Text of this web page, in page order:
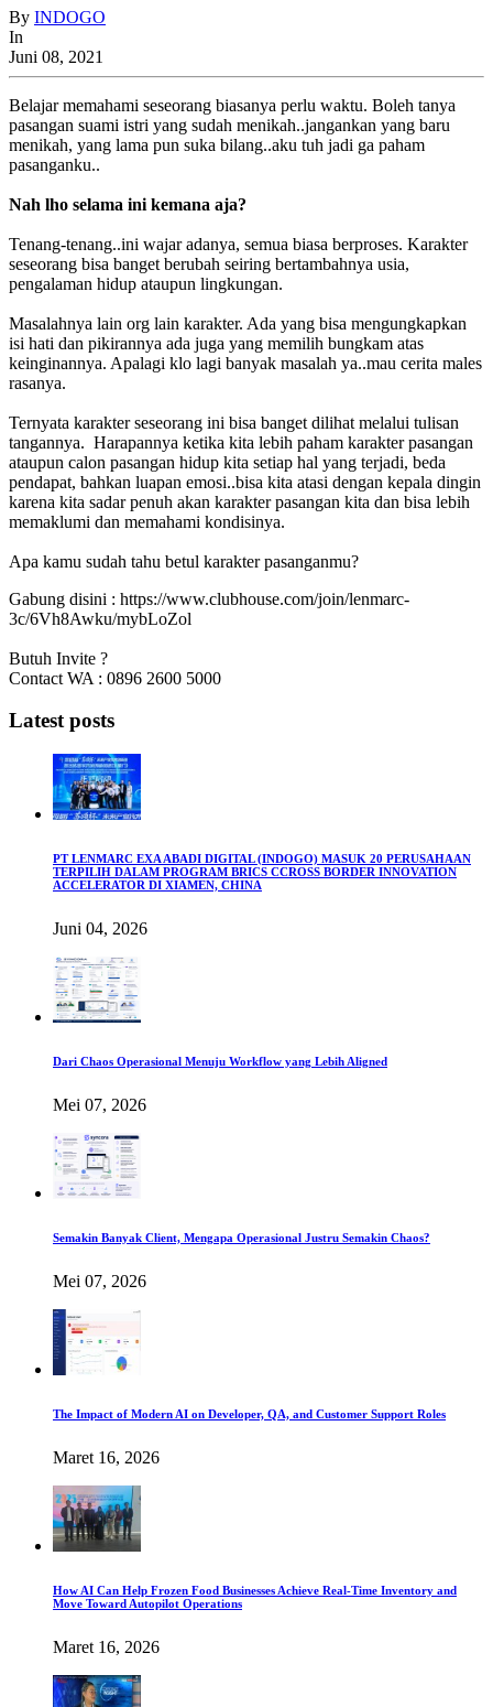
By INDOGO
In
Juni 08, 2021
Belajar memahami seseorang biasanya perlu waktu. Boleh tanya
pasangan suami istri yang sudah menikah..jangankan yang baru
menikah, yang lama pun suka bilang..aku tuh jadi ga paham
pasanganku..
Nah lho selama ini kemana aja?
Tenang-tenang..ini wajar adanya, semua biasa berproses. Karakter
seseorang bisa banget berubah seiring bertambahnya usia,
pengalaman hidup ataupun lingkungan.
Masalahnya lain org lain karakter. Ada yang bisa mengungkapkan
isi hati dan pikirannya ada juga yang memilih bungkam atas
keinginannya. Apalagi klo lagi banyak masalah ya..mau cerita males
rasanya.
Ternyata karakter seseorang ini bisa banget dilihat melalui tulisan
tangannya. Harapannya ketika kita lebih paham karakter pasangan
ataupun calon pasangan hidup kita setiap hal yang terjadi, beda
pendapat, bahkan luapan emosi..bisa kita atasi dengan kepala dingin
karena kita sadar penuh akan karakter pasangan kita dan bisa lebih
memaklumi dan memahami kondisinya.
Apa kamu sudah tahu betul karakter pasanganmu?
Gabung disini : https://www.clubhouse.com/join/lenmarc-
3c/6Vh8Awku/mybLoZol
Butuh Invite ?
Contact WA : 0896 2600 5000
Latest posts
PT LENMARC EXA ABADI DIGITAL (INDOGO) MASUK 20 PERUSAHAAN
TERPILIH DALAM PROGRAM BRICS CCROSS BORDER INNOVATION
ACCELERATOR DI XIAMEN, CHINA
Juni 04, 2026
Dari Chaos Operasional Menuju Workflow yang Lebih Aligned
Mei 07, 2026
Semakin Banyak Client, Mengapa Operasional Justru Semakin Chaos?
Mei 07, 2026
The Impact of Modern AI on Developer, QA, and Customer Support Roles
Maret 16, 2026
How AI Can Help Frozen Food Businesses Achieve Real-Time Inventory and
Move Toward Autopilot Operations
Maret 16, 2026